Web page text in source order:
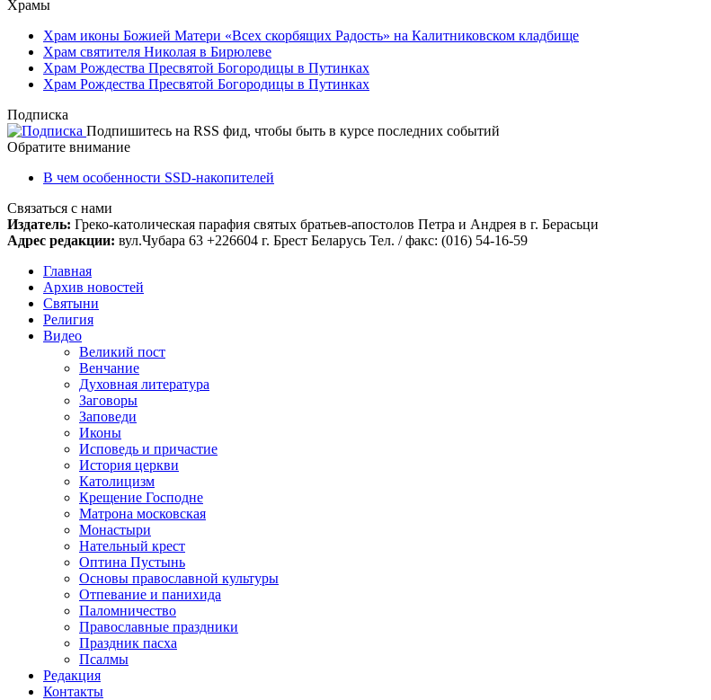
Храмы
Храм иконы Божией Матери «Всех скорбящих Радость» на Калитниковском кладбище
Храм святителя Николая в Бирюлеве
Храм Рождества Пресвятой Богородицы в Путинках
Храм Рождества Пресвятой Богородицы в Путинках
Подписка
Подпишитесь на RSS фид, чтобы быть в курсе последних событий
Обратите внимание
В чем особенности SSD-накопителей
Связаться с нами
Издатель: Греко-католическая парафия святых братьев-апостолов Петра и Андрея в г. Берасьци
Адрес редакции: вул.Чубара 63 +226604 г. Брест Беларусь Тел. / факс: (016) 54-16-59
Главная
Архив новостей
Святыни
Религия
Видео
Великий пост
Венчание
Духовная литература
Заговоры
Заповеди
Иконы
Исповедь и причастие
История церкви
Католицизм
Крещение Господне
Матрона московская
Монастыри
Нательный крест
Оптина Пустынь
Основы православной культуры
Отпевание и панихида
Паломничество
Православные праздники
Праздник пасха
Псалмы
Редакция
Контакты